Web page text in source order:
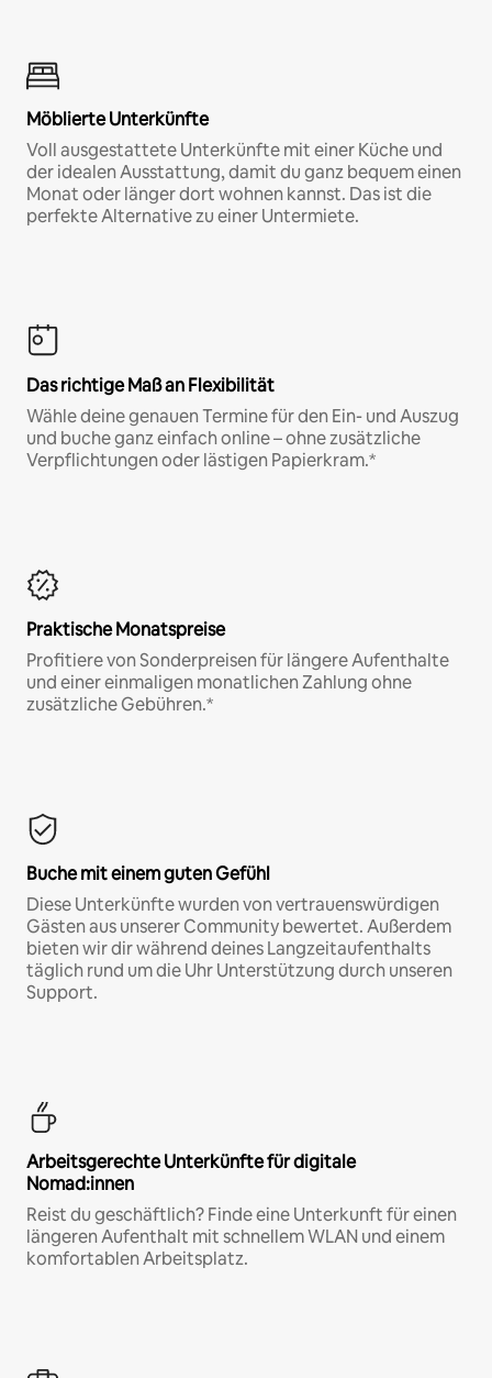
Möblierte Unterkünfte
Voll ausgestattete Unterkünfte mit einer Küche und
der idealen Ausstattung, damit du ganz bequem einen
Monat oder länger dort wohnen kannst. Das ist die
perfekte Alternative zu einer Untermiete.
Das richtige Maß an Flexibilität
Wähle deine genauen Termine für den Ein- und Auszug
und buche ganz einfach online – ohne zusätzliche
Verpflichtungen oder lästigen Papierkram.*
Praktische Monatspreise
Profitiere von Sonderpreisen für längere Aufenthalte
und einer einmaligen monatlichen Zahlung ohne
zusätzliche Gebühren.*
Buche mit einem guten Gefühl
Diese Unterkünfte wurden von vertrauenswürdigen
Gästen aus unserer Community bewertet. Außerdem
bieten wir dir während deines Langzeitaufenthalts
täglich rund um die Uhr Unterstützung durch unseren
Support.
Arbeitsgerechte Unterkünfte für digitale
Nomad:innen
Reist du geschäftlich? Finde eine Unterkunft für einen
längeren Aufenthalt mit schnellem WLAN und einem
komfortablen Arbeitsplatz.